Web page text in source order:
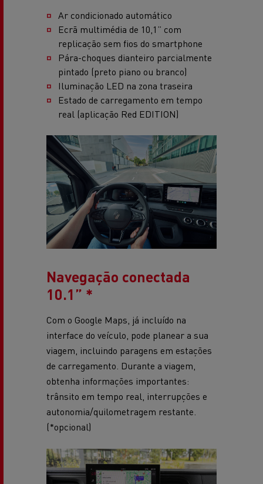
Ar condicionado automático
Ecrã multimédia de 10,1” com
replicação sem fios do smartphone
Pára-choques dianteiro parcialmente
pintado (preto piano ou branco)
Iluminação LED na zona traseira
Estado de carregamento em tempo
real (aplicação Red EDITION)
Navegação conectada
10.1”​ *
Com o Google Maps, já incluído na
interface do veículo, pode planear a sua
viagem, incluindo paragens em estações
de carregamento. Durante a viagem,
obtenha informações importantes:
trânsito em tempo real, interrupções e
autonomia/quilometragem restante.
(*opcional)